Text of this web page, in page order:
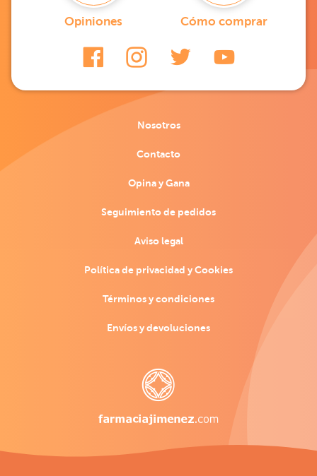
Opiniones Cómo comprar
Nosotros
Contacto
Opina y Gana
Seguimiento de pedidos
Aviso legal
Política de privacidad y Cookies
Términos y condiciones
Envíos y devoluciones